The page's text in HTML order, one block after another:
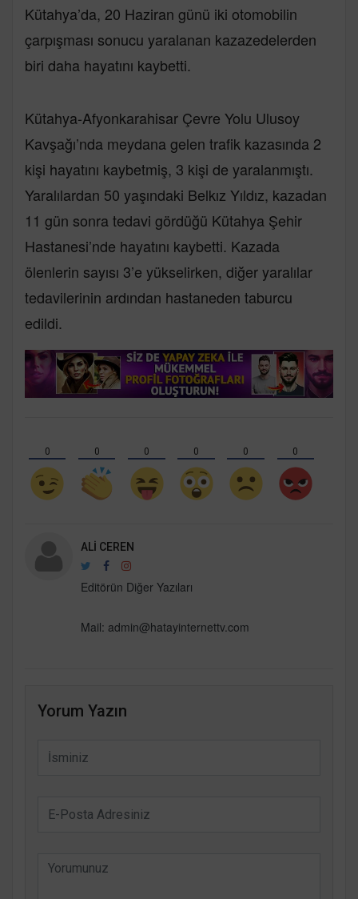
Kütahya’da, 20 Haziran günü iki otomobilin
çarpışması sonucu yaralanan kazazedelerden
biri daha hayatını kaybetti.
Kütahya-Afyonkarahisar Çevre Yolu Ulusoy
Kavşağı’nda meydana gelen trafik kazasında 2
kişi hayatını kaybetmiş, 3 kişi de yaralanmıştı.
Yaralılardan 50 yaşındaki Belkız Yıldız, kazadan
11 gün sonra tedavi gördüğü Kütahya Şehir
Hastanesi’nde hayatını kaybetti. Kazada
ölenlerin sayısı 3’e yükselirken, diğer yaralılar
tedavilerinin ardından hastaneden taburcu
edildi.
0 0 0 0 0 0
ALI CEREN
Editörün Diğer Yazıları
Mail: admin@hatayinternettv.com
Yorum Yazın